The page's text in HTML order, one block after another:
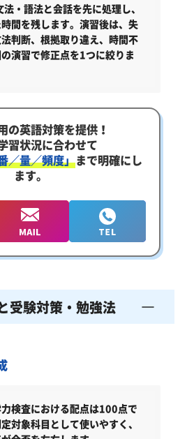
・語法と会話を先に処理し、
間を残します。演習後は、失
判断、根拠取り違え、時間不
演習で修正点を1つに絞りま
の英語対策を提供！
習状況に合わせて
／量／頻度」まで明確にし
ます。
受験対策・勉強法
検査における配点は100点で
対象科目として使いやすく、